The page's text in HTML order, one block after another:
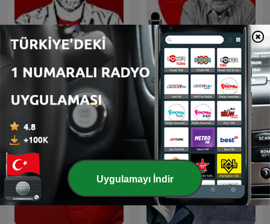
Cevheri Güven Ruşen Çakır
Uygulamayı İndir